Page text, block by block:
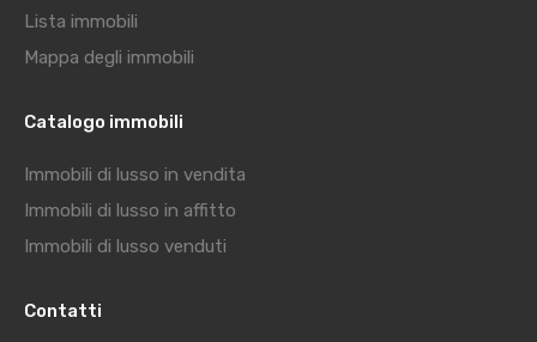
Lista immobili
Mappa degli immobili
Catalogo immobili
Immobili di lusso in vendita
Immobili di lusso in affitto
Immobili di lusso venduti
Contatti